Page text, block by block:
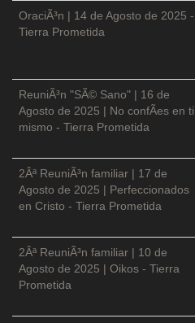
OraciÃ³n | 14 de Agosto de 2025 -
Tierra Prometida
ReuniÃ³n "SÃ© Sano" | 16 de
Agosto de 2025 | No confÃ­es en ti
mismo - Tierra Prometida
2Âª ReuniÃ³n familiar | 17 de
Agosto de 2025 | Perfeccionados
en Cristo - Tierra Prometida
2Âª ReuniÃ³n familiar | 10 de
Agosto de 2025 | Oikos - Tierra
Prometida